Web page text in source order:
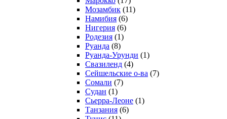
Мозамбик (11)
Намибия (6)
Нигерия (6)
Родезия (1)
Руанда (8)
Руанда-Урунди (1)
Свазиленд (4)
Сейшельские о-ва (7)
Сомали (7)
Судан (1)
Сьерра-Леоне (1)
Танзания (6)